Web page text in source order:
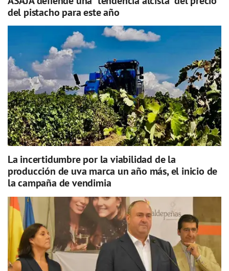
del pistacho para este año
La incertidumbre por la viabilidad de la
producción de uva marca un año más, el inicio de
la campaña de vendimia